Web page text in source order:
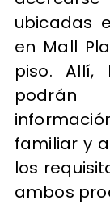
ubicadas
en Mall
piso. Allí,
podrán
familiar y
los
ambos